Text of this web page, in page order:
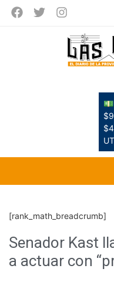
[rank_math_breadcrumb]
Senador Kast
a actuar con